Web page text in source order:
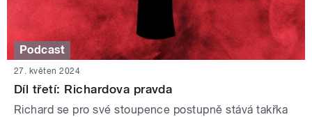
Podcast
27. květen 2024
Díl třetí: Richardova pravda
Richard se pro své stoupence postupně stává takřka